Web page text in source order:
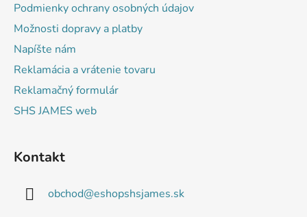
Podmienky ochrany osobných údajov
Možnosti dopravy a platby
Napíšte nám
Reklamácia a vrátenie tovaru
Reklamačný formulár
SHS JAMES web
Kontakt
obchod@eshopshsjames.sk